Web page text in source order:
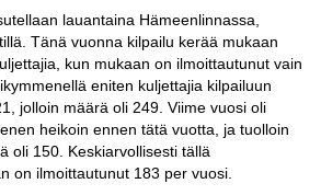
lauantaina Hämeenlinnassa,
Tänä vuonna kilpailu kerää mukaan
kun mukaan on ilmoittautunut vain
eniten kuljettajia kilpailuun
jolloin määrä oli 249. Viime vuosi oli
heikoin ennen tätä vuotta, ja tuolloin
oli 150. Keskiarvollisesti tällä
on ilmoittautunut 183 per vuosi.